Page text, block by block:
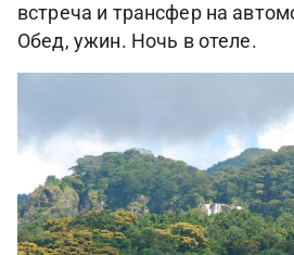
встреча и трансфер на
Обед, ужин. Ночь в отеле.